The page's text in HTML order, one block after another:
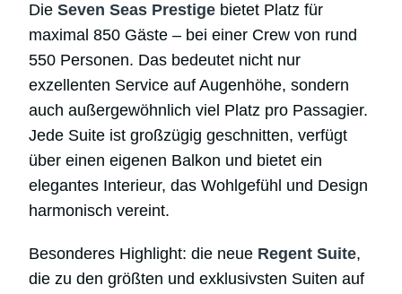
DieSeven Seas Prestige bietet Platz für
maximal 850 Gäste – bei einer Crew von rund
550 Personen. Das bedeutet nicht nur
exzellenten Service auf Augenhöhe, sondern
auch außergewöhnlich viel Platz pro Passagier.
Jede Suite ist großzügig geschnitten, verfügt
über einen eigenen Balkon und bietet ein
elegantes Interieur, das Wohlgefühl und Design
harmonisch vereint.
Besonderes Highlight: die neue Regent Suite,
die zu den größten und exklusivsten Suiten auf